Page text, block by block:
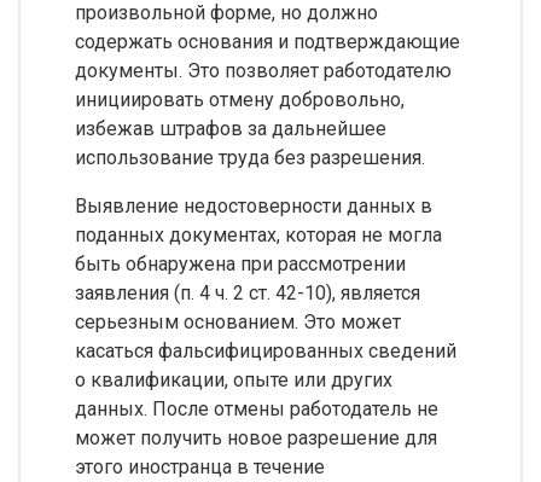
произвольной форме, но должно
содержать основания и подтверждающие
документы. Это позволяет работодателю
инициировать отмену добровольно,
избежав штрафов за дальнейшее
использование труда без разрешения.
Выявление недостоверности данных в
поданных документах, которая не могла
быть обнаружена при рассмотрении
заявления (п. 4 ч. 2 ст. 42-10), является
серьезным основанием. Это может
касаться фальсифицированных сведений
о квалификации, опыте или других
данных. После отмены работодатель не
может получить новое разрешение для
этого иностранца в течение